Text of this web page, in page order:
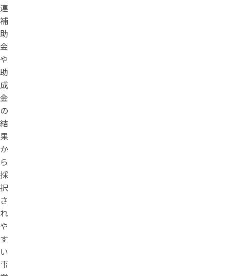
連
補
助
金
や
助
成
金
の
結
果
か
ら
採
択
さ
れ
や
す
い
事